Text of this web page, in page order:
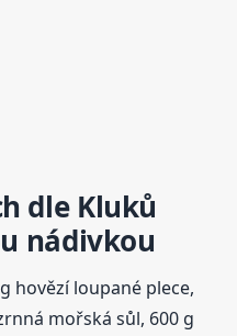
dle Kluků
nádivkou
hovězí loupané plece,
mořská sůl, 600 g